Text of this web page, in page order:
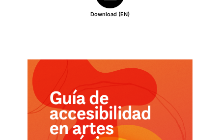
Download (EN)